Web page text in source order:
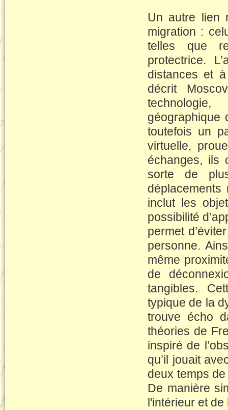
Un autre lien
migration :
telles que
protectrice.
distances et
décrit
géographique
toutefois un
virtuelle,
échanges, ils
sorte de
inclut les
possibilité
permet
personne.
même
de
tangibles.
typique de la
trouve écho
théories de
inspiré de
qu’il jouait
deux temps
De manière
l'intérieur et